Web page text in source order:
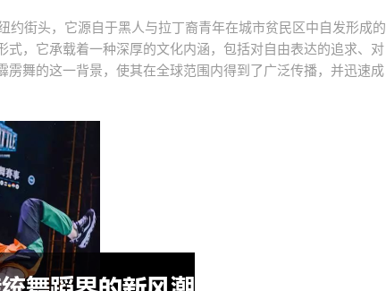
约街头，它源自于黑人与拉丁裔青年在城市贫民区中自发形成的
式，它承载着一种深厚的文化内涵，包括对自由表达的追求、对
雳舞的这一背景，使其在全球范围内得到了广泛传播，并迅速成